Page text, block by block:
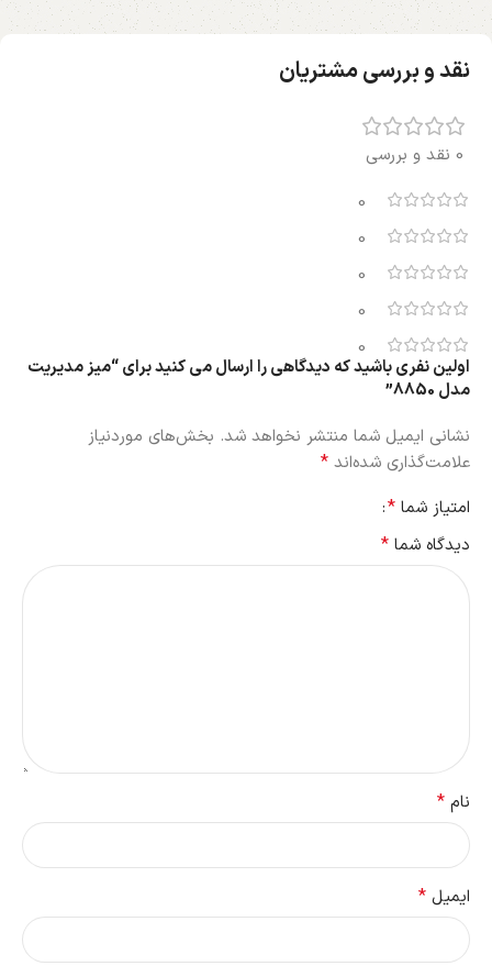
نقد و بررسی مشتریان
0 نقد و بررسی
0
0
0
0
0
اولین نفری باشید که دیدگاهی را ارسال می کنید برای “میز مدیریت
مدل 8850”
نشانی ایمیل شما منتشر نخواهد شد. بخش‌های موردنیاز
علامت‌گذاری شده‌اند *
امتیاز شما *
دیدگاه شما *
نام *
ایمیل *